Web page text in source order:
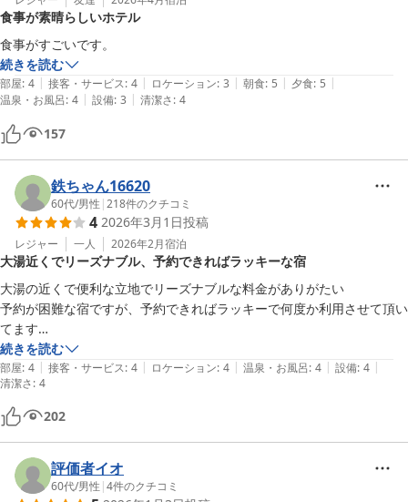
食事が素晴らしいホテル
食事がすごいです。
続きを読む
部屋: 4 | 接客・サービス: 4 | ロケーション: 3 | 朝食: 5 | 夕食: 5 |
温泉・お風呂: 4 | 設備: 3 | 清潔さ: 4
157
鉄ちゃん16620
60代/男性 |218件のクチコミ
4 2026年3月1日投稿
レジャー 一人 2026年2月宿泊
大湯近くでリーズナブル、予約できればラッキーな宿
大湯の近くで便利な立地でリーズナブルな料金がありがたい
予約が困難な宿ですが、予約できればラッキーで何度か利用させて頂い
てます
また利用させて頂きます
続きを読む
部屋: 4 | 接客・サービス: 4 | ロケーション: 4 | 温泉・お風呂: 4 | 設備: 4 |
清潔さ: 4
202
評価者イオ
60代/男性 |4件のクチコミ